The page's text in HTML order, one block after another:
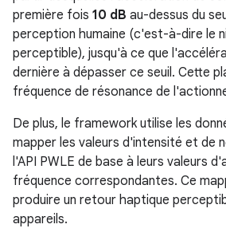
première fois 10 dB au-dessus du
perception humaine (c'est-à-dire le
perceptible), jusqu'à ce que
dernière à dépasser ce seuil. Cette
fréquence de résonance de
De plus, le framework utilise les
mapper les valeurs d'intensité et de
l'API PWLE de base à leurs valeurs
fréquence correspondantes. Ce
produire un retour haptique
appareils.